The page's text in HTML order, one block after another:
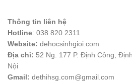
Thông tin liên hệ
Hotline: 038 820 2311
Website: dehocsinhgioi.com
Địa chỉ: 52 Ng. 177 P. Định Công,
Nội
Gmail: dethihsg.com@gmail.com